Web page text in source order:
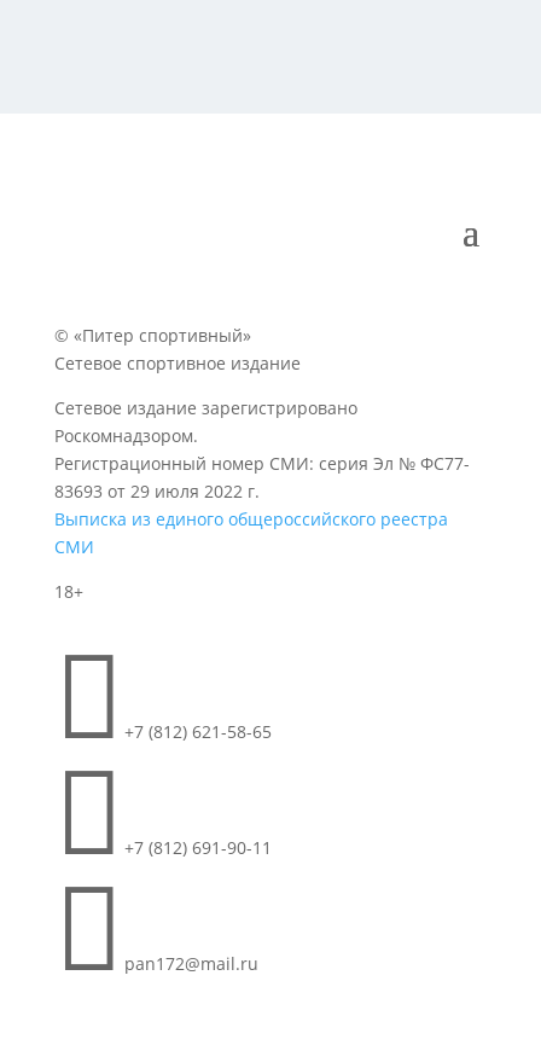
© «Питер спортивный»
Сетевое спортивное издание
Сетевое издание зарегистрировано
Роскомнадзором.
Регистрационный номер СМИ: серия Эл № ФС77-
83693 от 29 июля 2022 г.
Выписка из единого общероссийского реестра
СМИ
18+
 +7 (812) 621-58-65
 +7 (812) 691-90-11
 pan172@mail.ru